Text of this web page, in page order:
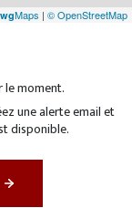
Maps | © OpenStreetMap
le moment.
une alerte email et
disponible.